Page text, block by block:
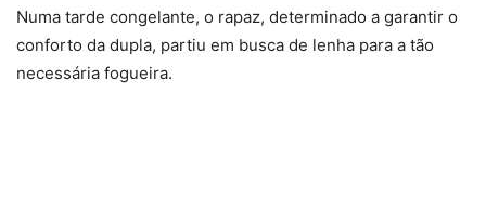
Numa tarde congelante, o rapaz, determinado a garantir o
conforto da dupla, partiu em busca de lenha para a tão
necessária fogueira.